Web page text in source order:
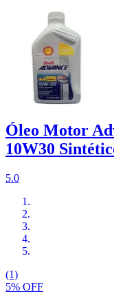
Óleo Motor
10W30
5.0
(1)
5% OFF